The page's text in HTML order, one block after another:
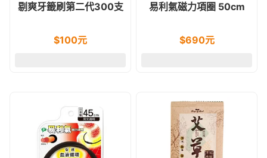
剔爽牙籤刷第二代300支
$100元
易利氣磁力項圈 50cm
$690元